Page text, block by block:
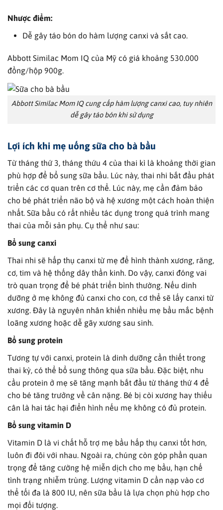
Nhược điểm:
Dễ gây táo bón do hàm lượng canxi và sắt cao.
Abbott Similac Mom IQ của Mỹ có giá khoảng 530.000
đồng/hộp 900g.
Abbott Similac Mom IQ cung cấp hàm lượng canxi cao, tuy nhiên
dễ gây táo bón khi sử dụng
Lợi ích khi mẹ uống sữa cho bà bầu
Từ tháng thứ 3, tháng thứu 4 của thai kì là khoảng thời gian
phù hợp để bổ sung sữa bầu. Lúc này, thai nhi bắt đầu phát
triển các cơ quan trên cơ thể. Lúc này, mẹ cần đảm bảo
cho bé phát triển não bộ và hệ xương một cách hoàn thiện
nhất. Sữa bầu có rất nhiều tác dụng trong quá trình mang
thai của mỗi sản phụ. Cụ thể như sau:
Bổ sung canxi
Thai nhi sẽ hấp thụ canxi từ mẹ để hình thành xương, răng,
cơ, tim và hệ thống dây thần kinh. Do vậy, canxi đóng vai
trò quan trọng để bé phát triển bình thường. Nếu dinh
dưỡng ở mẹ không đủ canxi cho con, cơ thể sẽ lấy canxi từ
xương. Đây là nguyên nhân khiến nhiều mẹ bầu mắc bệnh
loãng xương hoặc dễ gãy xương sau sinh.
Bổ sung protein
Tương tự với canxi, protein là dinh dưỡng cần thiết trong
thai kỳ, có thể bổ sung thông qua sữa bầu. Đặc biệt, nhu
cầu protein ở mẹ sẽ tăng mạnh bắt đầu từ tháng thứ 4 để
cho bé tăng trưởng về cân nặng. Bé bị còi xương hay thiếu
cân là hai tác hại điển hình nếu mẹ không có đủ protein.
Bổ sung vitamin D
Vitamin D là vi chất hỗ trợ mẹ bầu hấp thụ canxi tốt hơn,
luôn đi đôi với nhau. Ngoài ra, chúng còn góp phần quan
trọng để tăng cường hệ miễn dịch cho mẹ bầu, hạn chế
tình trạng nhiễm trùng. Lượng vitamin D cần nạp vào cơ
thể tối đa là 800 IU, nên sữa bầu là lựa chọn phù hợp cho
mọi đối tượng.